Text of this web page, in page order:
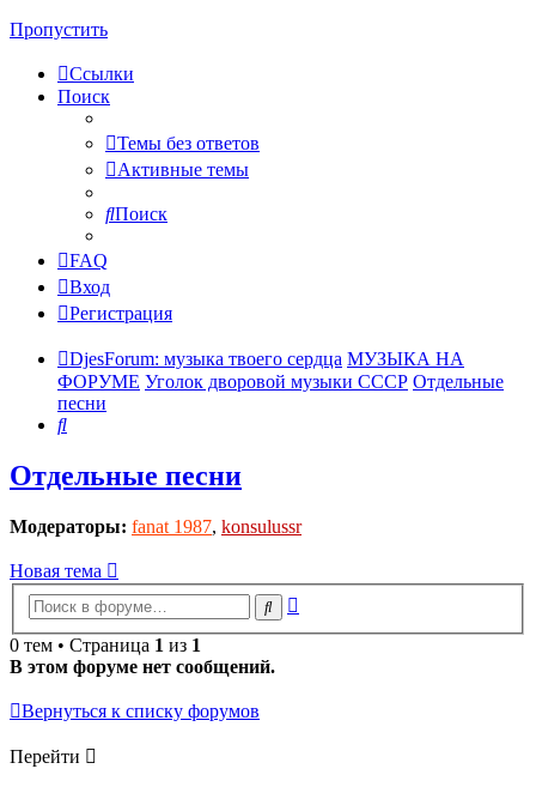
Пропустить
Ссылки
Поиск
Темы без ответов
Активные темы
Поиск
FAQ
Вход
Регистрация
DjesForum: музыка твоего сердца МУЗЫКА НА
ФОРУМЕ Уголок дворовой музыки СССР Отдельные
песни
Поиск
Отдельные песни
Модераторы: fanat 1987, konsulussr
Новая тема
Поиск
0 тем • Страница 1 из 1
В этом форуме нет сообщений.
Вернуться к списку форумов
Перейти